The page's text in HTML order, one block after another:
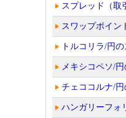
スプレッド（取
スワップポイン
トルコリラ/円
メキシコペソ/
チェココルナ/
ハンガリーフォ